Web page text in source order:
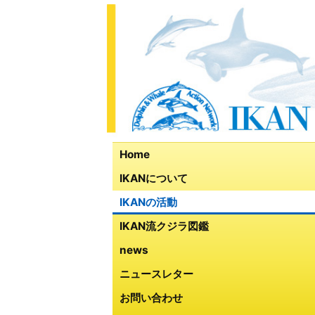
Home
IKANについて
IKANの活動
IKAN流クジラ図鑑
news
ニュースレター
お問い合わせ